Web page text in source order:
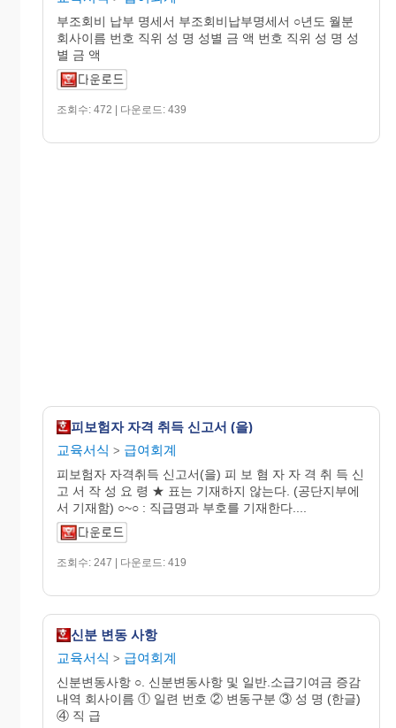
부조회비 납부 명세서 부조회비납부명세서 ○년도 월분
회사이름 번호 직위 성 명 성별 금 액 번호 직위 성 명 성
별 금 액
조회수: 472 | 다운로드: 439
피보험자 자격 취득 신고서 (을)
교육서식 > 급여회계
피보험자 자격취득 신고서(을) 피 보 혐 자 자 격 취 득 신
고 서 작 성 요 령 ★ 표는 기재하지 않는다. (공단지부에
서 기재함) ○~○ : 직급명과 부호를 기재한다....
조회수: 247 | 다운로드: 419
신분 변동 사항
교육서식 > 급여회계
신분변동사항 ○. 신분변동사항 및 일반.소급기여금 증감
내역 회사이름 ① 일련 번호 ② 변동구분 ③ 성 명 (한글)
④ 직 급